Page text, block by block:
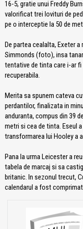
16-5, gratie unui Freddy
valorificat trei lovituri de
pe o interceptie la 50 de
De partea cealalta, Exeter
Simmonds (foto), insa
tentative de tinta care i-ar
recuperabila.
Merita sa spunem cateva
perdantilor, finalizata in
anduranta, compus din 39
metri si cea de tinta. Eseul
transformarea lui Hooley a
Pana la urma Leicester a
tabela de marcaj si sa
britanic. In sezonul trecut,
calendarul a fost